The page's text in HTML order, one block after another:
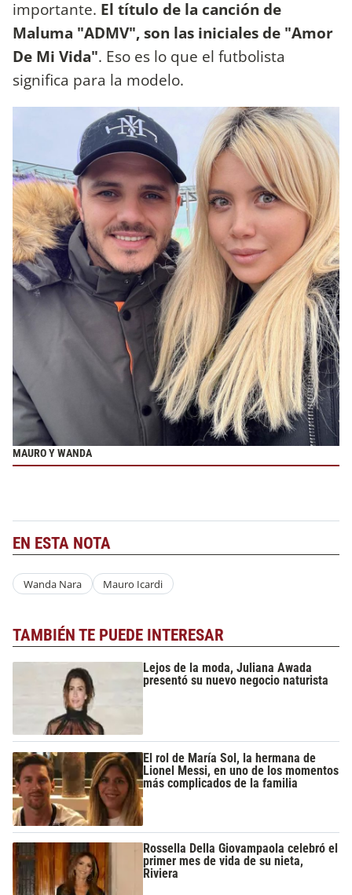
importante. El título de la canción de
Maluma "ADMV", son las iniciales de "Amor
De Mi Vida". Eso es lo que el futbolista
significa para la modelo.
MAURO Y WANDA
EN ESTA NOTA
Wanda Nara Mauro Icardi
TAMBIÉN TE PUEDE INTERESAR
Lejos de la moda, Juliana Awada
presentó su nuevo negocio naturista
El rol de María Sol, la hermana de
Lionel Messi, en uno de los momentos
más complicados de la familia
Rossella Della Giovampaola celebró el
primer mes de vida de su nieta,
Riviera